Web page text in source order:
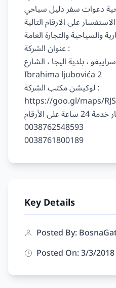
دعوات سفر دليل سياحي
على الارقام التالية :
والسياحية والتجارة العامة
عنوان الشركة :
، بلدية اليجا ، الشارع :
Ibrahima ljubovića 2
لوكيشن مكتب الشركة :
https://goo.gl/maps/
للتواصل والاستفسار خدمة 24 ساعة على الأرقام :
0038762548593
Key Details
Posted By:
Posted On: 3/3/2018